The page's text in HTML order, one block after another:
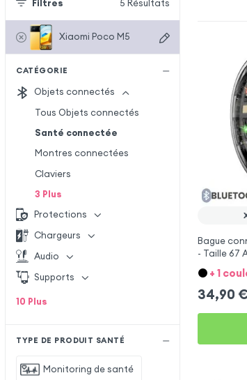
Filtres 5 Résultats
Xiaomi Poco M5
CATÉGORIE
Objets connectés
Tous Objets connectés
Santé connectée
Montres connectées
Claviers
3 Plus
Protections
Chargeurs
Audio
Supports
10 Plus
TYPE DE PRODUIT SANTÉ
Monitoring de santé
Bague
- Taille 67
+ 1
34,90